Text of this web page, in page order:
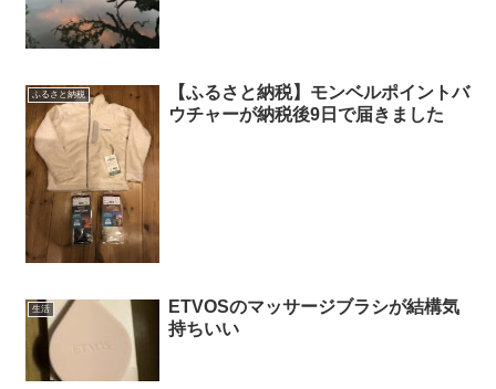
ふるさと納税
【ふるさと納税】モンベルポイントバ
ウチャーが納税後9日で届きました
生活
ETVOSのマッサージブラシが結構気
持ちいい